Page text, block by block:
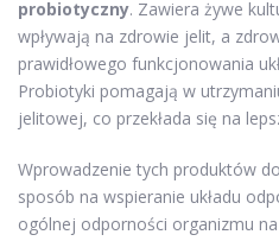
probiotyczny. Zawiera żywe
wpływają na zdrowie jelit, a
prawidłowego funkcjonowania
Probiotyki pomagają w
jelitowej, co przekłada się na
Wprowadzenie tych produktów
sposób na wspieranie układu
ogólnej odporności organizmu